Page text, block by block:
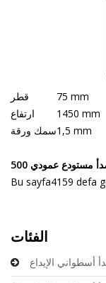
قطر
75 mm
1450 mm
سمك ورقة1,5 mm
مستودع عمودي
Bu sayfa4159 defa
الفئات
أسطواني الإيداع